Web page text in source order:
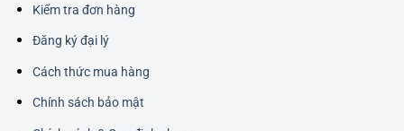
Kiểm tra đơn hàng
Đăng ký đại lý
Cách thức mua hàng
Chính sách bảo mật